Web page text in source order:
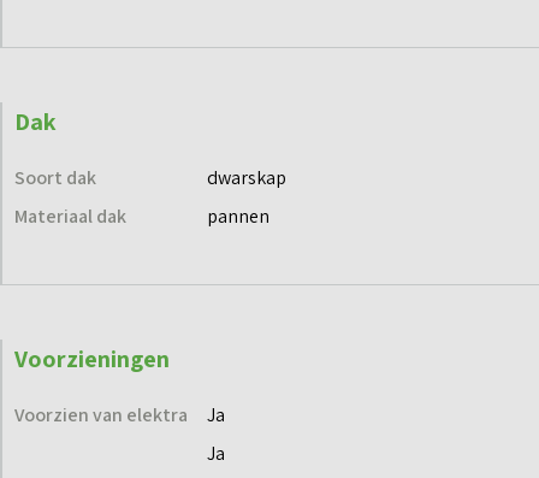
Dak
Soort dak
dwarskap
Materiaal dak
pannen
Voorzieningen
Voorzien van elektra
Ja
Ja